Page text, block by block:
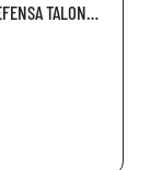
TALON